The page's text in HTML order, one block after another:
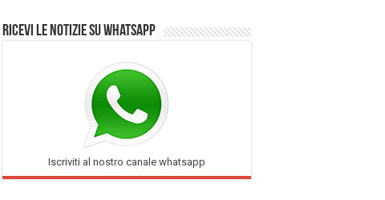
Ricevi le notizie su Whatsapp
Iscriviti al nostro canale whatsapp